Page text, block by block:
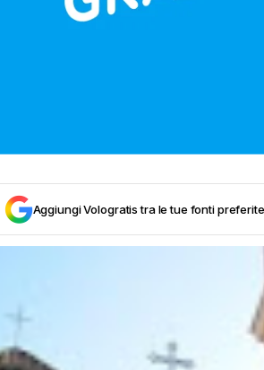
Aggiungi Vologratis tra le tue fonti